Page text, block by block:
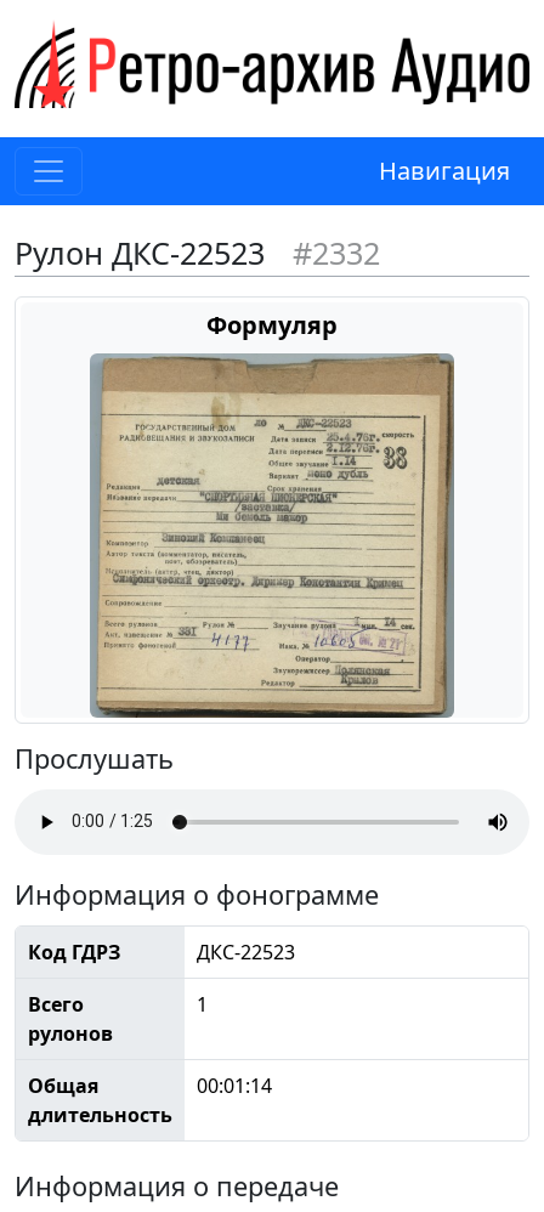
Навигация
Рулон ДКС-22523 #2332
Формуляр
Прослушать
Информация о фонограмме
Код ГДРЗ
ДКС-22523
Всего
рулонов
1
Общая
длительность
00:01:14
Информация о передаче